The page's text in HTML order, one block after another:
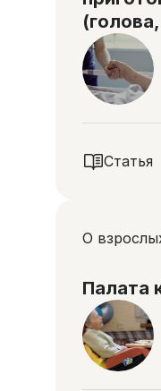
Статья
О
Палата